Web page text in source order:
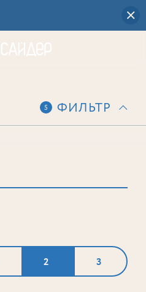
5 ФИЛЬТР
2 3
ни одного лота